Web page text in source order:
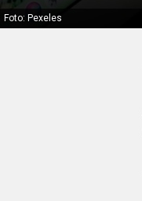
Foto: Pexeles